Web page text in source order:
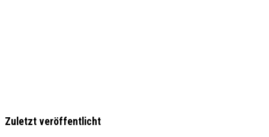
Zuletzt veröffentlicht